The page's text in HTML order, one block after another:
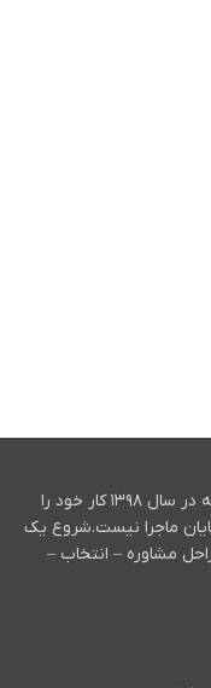
مرکز مشاوره و فروش تخصصی ابزار آلات تیچه در سال ۱۳۹۸ کار خود را
ماجرا نیست.شروع یک
مشاوره – انتخاب –